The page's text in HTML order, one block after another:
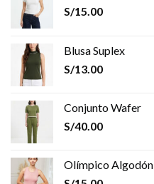
S/15.00
Blusa Suplex
S/13.00
Conjunto Wafer
S/40.00
Olímpico Algodón